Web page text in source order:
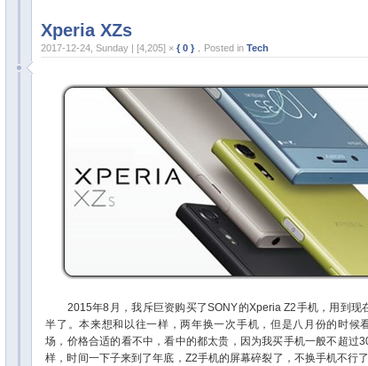
Xperia XZs
2017-12-24, Sunday | [4,205] × { 0 } ，Posted in Tech
2015年8月，我斥巨资购买了SONY的Xperia Z2手机，用到现
半了。本来想和以往一样，两年换一次手机，但是八月份的时候
场，价格合适的看不中，看中的都太贵，因为我买手机一般不超过
样，时间一下子来到了年底，Z2手机的屏幕碎裂了，不换手机不行了